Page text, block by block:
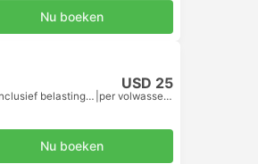
Nu boeken
USD 25
Inclusief belastingen per volwassene
Nu boeken